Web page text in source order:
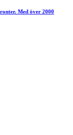
Med över 2000